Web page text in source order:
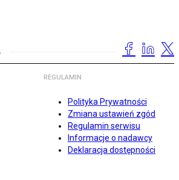
REGULAMIN
Polityka Prywatności
Zmiana ustawień zgód
Regulamin serwisu
Informacje o nadawcy
Deklaracja dostępności